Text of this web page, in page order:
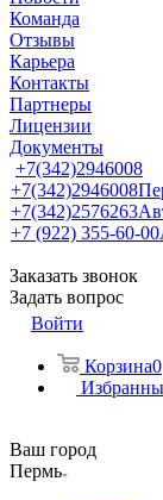
Команда
Отзывы
Карьера
Контакты
Партнеры
Лицензии
Документы
+7(342)2946008
+7(342)2946008
+7(342)2576263
+7 (922) 355-60-00
Заказать звонок
Задать вопрос
Войти
Корзина0
Ваш город
Пермь